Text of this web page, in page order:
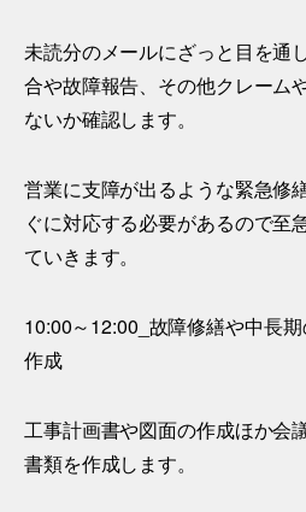
未読分のメールにざっと目を通
合や故障報告、その他クレーム
ないか確認します。
営業に支障が出るような緊急修
ぐに対応する必要があるので至
ていきます。
10:00～12:00_故障修繕や中長
作成
工事計画書や図面の作成ほか会
書類を作成します。